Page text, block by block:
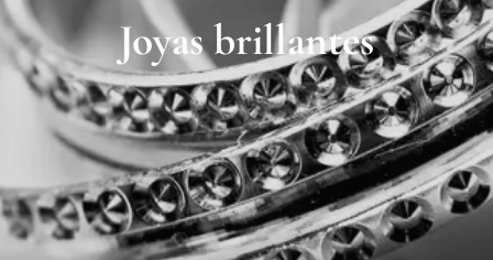
Contacto Joyas brillantes